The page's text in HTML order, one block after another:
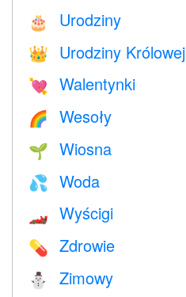
🎂 Urodziny
👑 Urodziny Królowej
💘 Walentynki
🌈 Wesoły
🌱 Wiosna
💦 Woda
🏎 Wyścigi
💊 Zdrowie
⛄ Zimowy